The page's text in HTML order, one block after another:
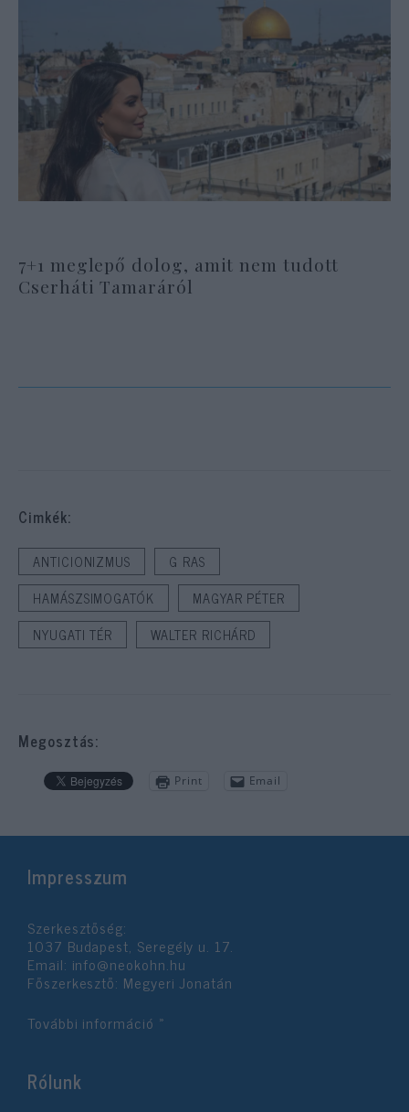
7+1 meglepő dolog, amit nem tudott
Cserháti Tamaráról
Cimkék:
ANTICIONIZMUS
G RAS
HAMÁSZSIMOGATÓK
MAGYAR PÉTER
NYUGATI TÉR
WALTER RICHÁRD
Megosztás:
Print Email
Impresszum
Szerkesztőség:
1037 Budapest, Seregély u. 17.
Email: info@neokohn.hu
Főszerkesztő: Megyeri Jonatán
További információ »
Rólunk